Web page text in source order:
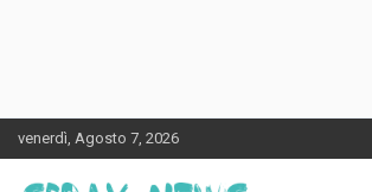
to
content
venerdì, Agosto 7, 2026